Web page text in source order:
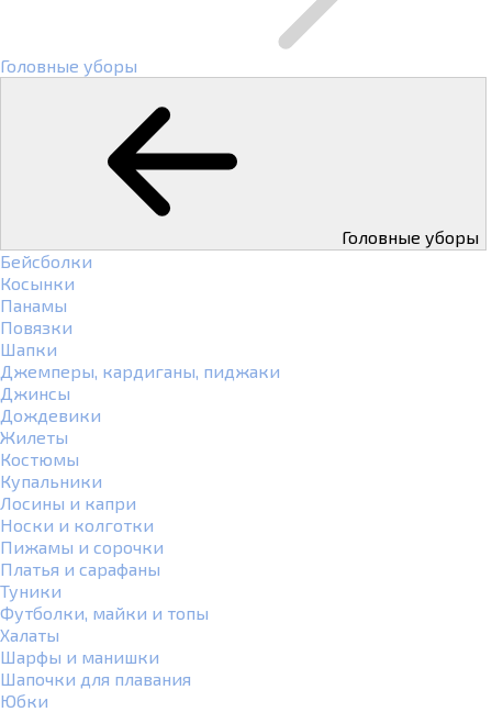
Головные уборы
Головные уборы
Бейсболки
Косынки
Панамы
Повязки
Шапки
Джемперы, кардиганы, пиджаки
Джинсы
Дождевики
Жилеты
Костюмы
Купальники
Лосины и капри
Носки и колготки
Пижамы и сорочки
Платья и сарафаны
Туники
Футболки, майки и топы
Халаты
Шарфы и манишки
Шапочки для плавания
Юбки